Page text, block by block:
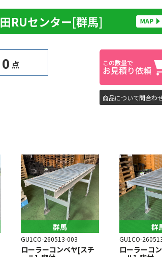
RUセンター[群馬]
0 点
商品について問合わ
群馬
GU1CO-260513-003
ローラーコンベヤ[スチ
群
GU1CO-
ローラーコ